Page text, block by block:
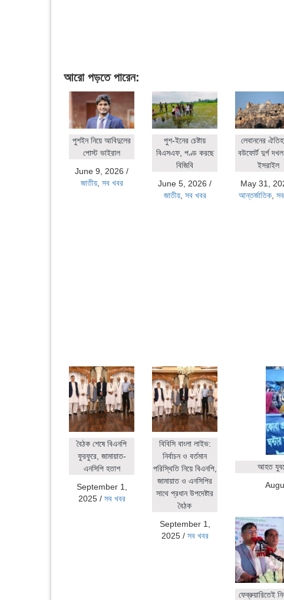
আরো পড়তে পারেন:
পুশইন নিয়ে আবিদুলের
পোস্ট ভাইরাল
June 9, 2026 /
জাতীয়, সব খবর
পুশ-ইনের চেষ্টায়
বিএসএফ, পণ্ড করছে
বিজিবি
June 5, 2026 /
জাতীয়, সব খবর
লেবাননের
বউফোর্ট দুর্গ
ইসরাইল
May 31,
আন্তর্জাতিক ,
বৈঠক শেষে বিএনপি
ফুরফুরে, জামায়াত-
এনসিপি হতাশ
September 1,
2025/ সব খবর
বিবিসি বাংলা লাইভ:
নির্বাচন ও বর্তমান
পরিস্থিতি নিয়ে বিএনপি,
জামায়াত ও এনসিপির
সাথে প্রধান উপদেষ্টার
বৈঠক
September 1,
2025/ সব খবর
আহত
ফেব্রুয়ারিতেই